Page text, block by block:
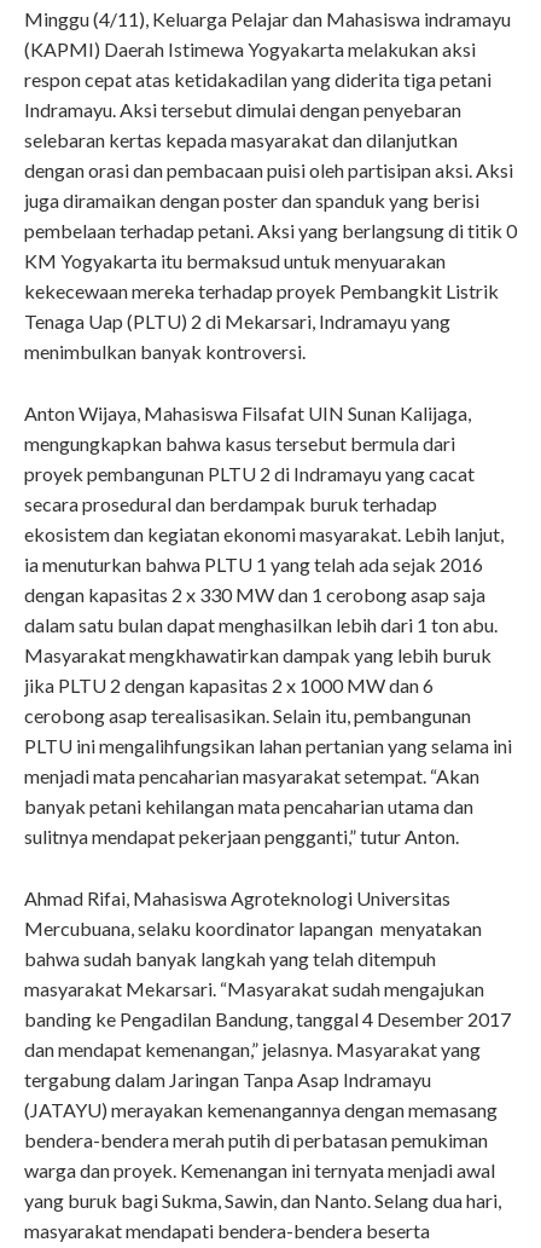
Minggu (4/11), Keluarga Pelajar dan Mahasiswa indramayu
(KAPMI) Daerah Istimewa Yogyakarta melakukan aksi
respon cepat atas ketidakadilan yang diderita tiga petani
Indramayu. Aksi tersebut dimulai dengan penyebaran
selebaran kertas kepada masyarakat dan dilanjutkan
dengan orasi dan pembacaan puisi oleh partisipan aksi. Aksi
juga diramaikan dengan poster dan spanduk yang berisi
pembelaan terhadap petani. Aksi yang berlangsung di titik 0
KM Yogyakarta itu bermaksud untuk menyuarakan
kekecewaan mereka terhadap proyek Pembangkit Listrik
Tenaga Uap (PLTU) 2 di Mekarsari, Indramayu yang
menimbulkan banyak kontroversi.
Anton Wijaya, Mahasiswa Filsafat UIN Sunan Kalijaga,
mengungkapkan bahwa kasus tersebut bermula dari
proyek pembangunan PLTU 2 di Indramayu yang cacat
secara prosedural dan berdampak buruk terhadap
ekosistem dan kegiatan ekonomi masyarakat. Lebih lanjut,
ia menuturkan bahwa PLTU 1 yang telah ada sejak 2016
dengan kapasitas 2 x 330 MW dan 1 cerobong asap saja
dalam satu bulan dapat menghasilkan lebih dari 1 ton abu.
Masyarakat mengkhawatirkan dampak yang lebih buruk
jika PLTU 2 dengan kapasitas 2 x 1000 MW dan 6
cerobong asap terealisasikan. Selain itu, pembangunan
PLTU ini mengalihfungsikan lahan pertanian yang selama ini
menjadi mata pencaharian masyarakat setempat. “Akan
banyak petani kehilangan mata pencaharian utama dan
sulitnya mendapat pekerjaan pengganti,” tutur Anton.
Ahmad Rifai, Mahasiswa Agroteknologi Universitas
Mercubuana, selaku koordinator lapangan menyatakan
bahwa sudah banyak langkah yang telah ditempuh
masyarakat Mekarsari. “Masyarakat sudah mengajukan
banding ke Pengadilan Bandung, tanggal 4 Desember 2017
dan mendapat kemenangan,” jelasnya. Masyarakat yang
tergabung dalam Jaringan Tanpa Asap Indramayu
(JATAYU) merayakan kemenangannya dengan memasang
bendera-bendera merah putih di perbatasan pemukiman
warga dan proyek. Kemenangan ini ternyata menjadi awal
yang buruk bagi Sukma, Sawin, dan Nanto. Selang dua hari,
masyarakat mendapati bendera-bendera beserta